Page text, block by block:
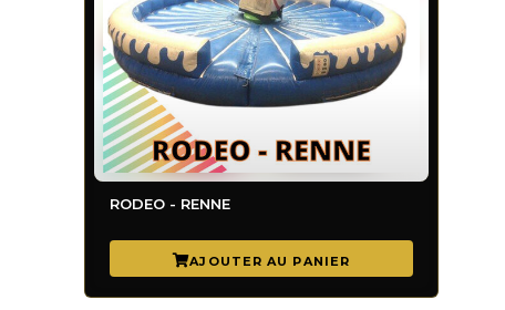
RODEO - RENNE